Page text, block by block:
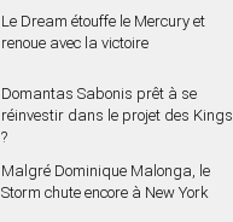
Le Dream étouffe le Mercury et
renoue avec la victoire
Domantas Sabonis prêt à se
réinvestir dans le projet des Kings
?
Malgré Dominique Malonga, le
Storm chute encore à New York